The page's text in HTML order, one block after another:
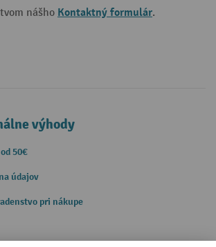
nášho Kontaktný formulár.
výhody
50€
údajov
pri nákupe